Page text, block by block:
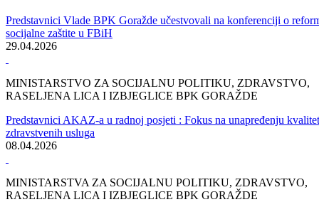
IZ MINISTARSTVA ZA SOCIJALNU POLITIKU,
RASELJENA LICA I IZBJEGLICE BPK GORAŽDE
Za projekte održivog povratka izdvojeno 136.500 KM
07.08.2026